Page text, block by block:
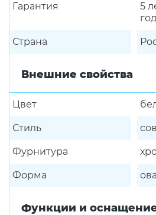
Гарантия
5
Страна
Внешние свойства
Цвет
Стиль
Фурнитура
Форма
Функции и